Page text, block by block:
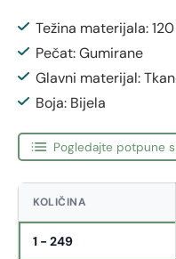
Težina materijala:
Pečat: Gumirane
Glavni materijal:
Boja: Bijela
Pogledajte potpune
KOLIČINA
1 - 249